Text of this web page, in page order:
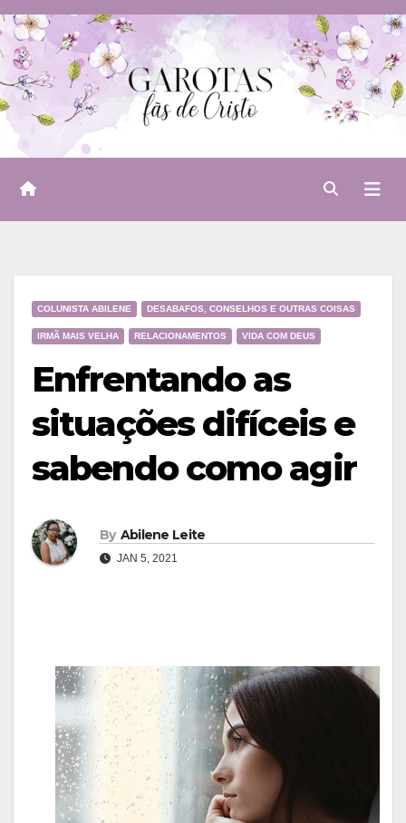
Skip
to
content
COLUNISTA ABILENE DESABAFOS, CONSELHOS E OUTRAS COISAS
IRMÃ MAIS VELHA RELACIONAMENTOS VIDA COM DEUS
Enfrentando as
situações difíceis e
sabendo como agir
By Abilene Leite
JAN 5, 2021